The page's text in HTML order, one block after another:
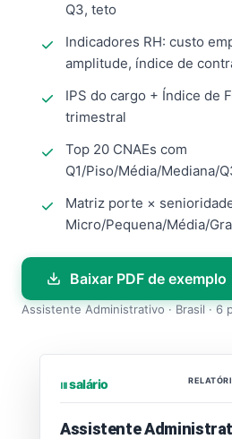
Q3, teto
Indicadores RH: custo
amplitude, índice de
IPS do cargo + Índice de
trimestral
Top 20 CNAEs com
Q1/Piso/Média/Mediana/
Matriz porte ×
Micro/Pequena/Média/
Baixar PDF de exemplo
Assistente Administrativo · Brasil · 6
⏐⏐⏐ salário
Assistente